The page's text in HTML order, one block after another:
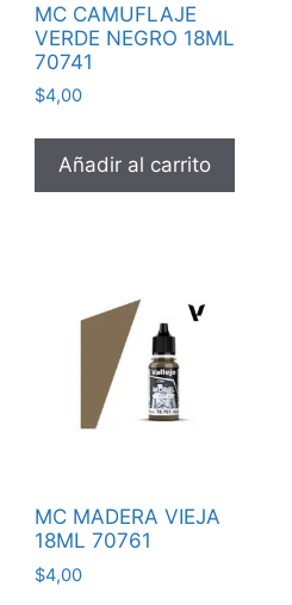
MC CAMUFLAJE
VERDE NEGRO 18ML
70741
$4,00
Añadir al carrito
MC MADERA VIEJA
18ML 70761
$4,00